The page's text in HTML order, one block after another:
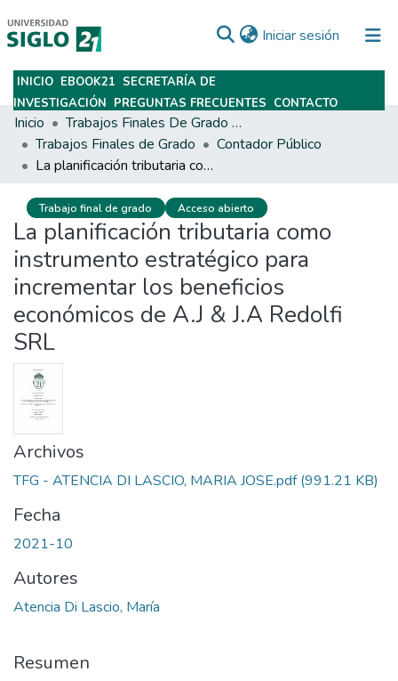
Iniciar sesión (current)
Subir
INICIO EBOOK21 SECRETARÍA DE
INVESTIGACIÓN PREGUNTAS FRECUENTES CONTACTO
Inicio
Trabajos Finales De Grado Y Posgrado
Trabajos Finales de Grado
Contador Público
La planificación tributaria como instrumento estratégico para incrementar los beneficios económicos de A.J & J.A Redolfi SRL
Trabajo final de grado Acceso abierto
La planificación tributaria como
instrumento estratégico para
incrementar los beneficios
económicos de A.J & J.A Redolfi
SRL
Archivos
TFG - ATENCIA DI LASCIO, MARIA JOSE.pdf(991.21 KB)
Fecha
2021-10
Autores
Atencia Di Lascio, María
Resumen